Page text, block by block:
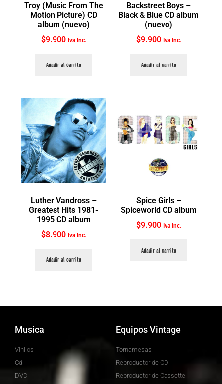
Troy (Music From The
Motion Picture) CD
album (nuevo)
$9.900 Iva Inc.
Añadir al carrito
Backstreet Boys ‎–
Black & Blue CD album
(nuevo)
$9.900 Iva Inc.
Añadir al carrito
Luther Vandross ‎–
Greatest Hits 1981-
1995 CD album
$8.900 Iva Inc.
Añadir al carrito
Spice Girls ‎–
Spiceworld CD album
$9.900 Iva Inc.
Añadir al carrito
Musica
Vinilos
Cd
DVD
Equipos Vintage
Tornamesas
Reproductor de CD
Reproductor de Cassette